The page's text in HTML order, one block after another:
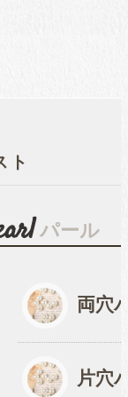
リルパー
ト
パール
両穴
片穴